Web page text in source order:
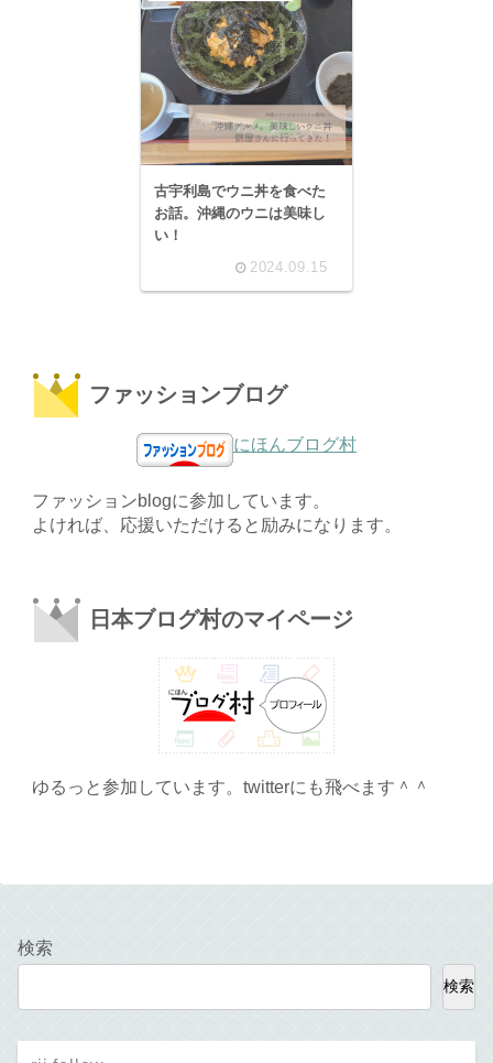
古宇利島でウニ丼を食べた
お話。沖縄のウニは美味し
い！
2024.09.15
ファッションブログ
にほんブログ村
ファッションblogに参加しています。
よければ、応援いただけると励みになります。
日本ブログ村のマイページ
ゆるっと参加しています。twitterにも飛べます＾＾
検索
検索